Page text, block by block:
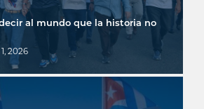
al mundo que la historia no
2026